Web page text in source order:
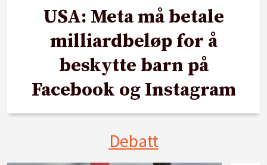
USA: Meta må betale
milliardbeløp for å
beskytte barn på
Facebook og Instagram
Debatt